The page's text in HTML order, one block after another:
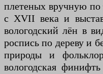
плетеных вручную
с XVII века и
вологодский лён в
роспись по дереву и
природы и
вологодская